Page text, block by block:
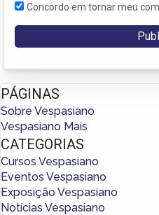
Concordo em tornar meu
PÁGINAS
Sobre Vespasiano
Vespasiano Mais
CATEGORIAS
Cursos Vespasiano
Eventos Vespasiano
Exposição Vespasiano
Notícias Vespasiano